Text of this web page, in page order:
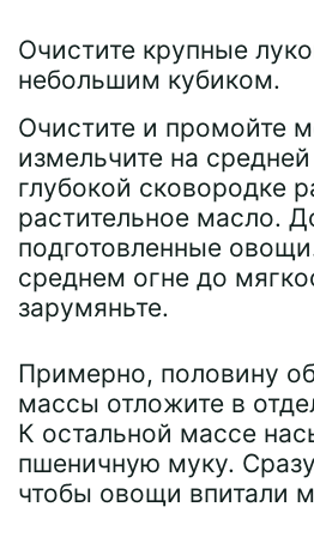
Очистите крупные
небольшим кубиком.
Очистите и промойте
измельчите на
глубокой сковородке
растительное масло.
подготовленные
среднем огне до
зарумяньте.
Примерно, половину
массы отложите в
К остальной массе
пшеничную муку.
чтобы овощи впитали